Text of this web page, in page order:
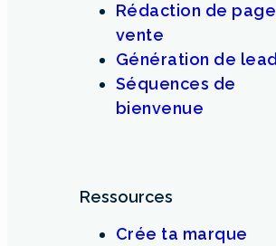
Rédaction de
vente
Génération de
Séquences de
bienvenue
Ressources
Crée ta marque